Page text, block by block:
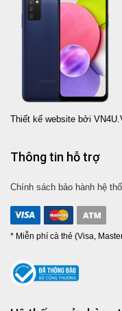
Thiết kế website bởi
Thông tin hỗ trợ
Chính sách bảo hành hệ
* Miễn phí cà thẻ (Visa,